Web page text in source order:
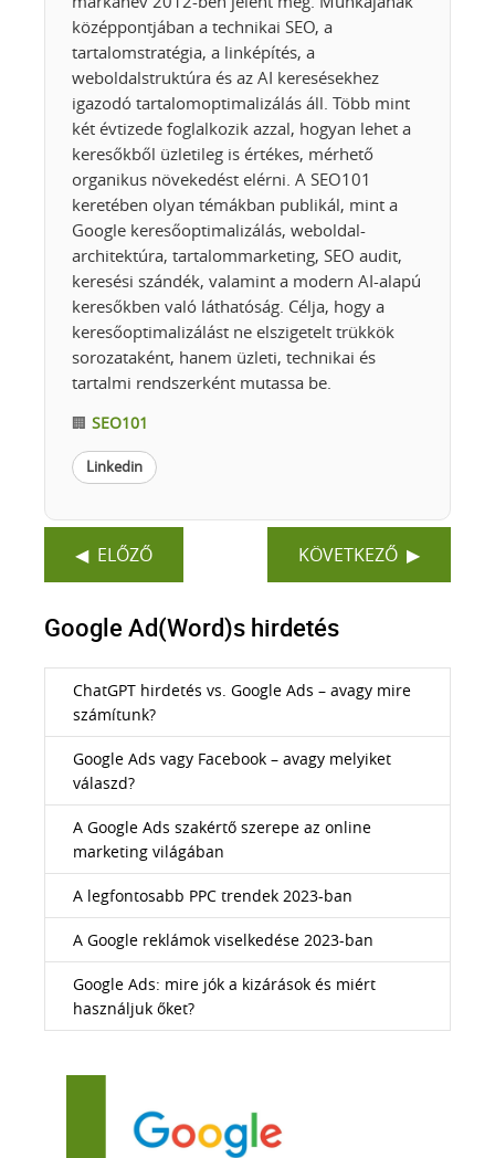
középpontjában a technikai SEO, a
tartalomstratégia, a linképítés, a
weboldalstruktúra és az AI keresésekhez
igazodó tartalomoptimalizálás áll. Több mint
két évtizede foglalkozik azzal, hogyan lehet a
keresőkből üzletileg is értékes, mérhető
organikus növekedést elérni. A SEO101
keretében olyan témákban publikál, mint a
Google keresőoptimalizálás, weboldal-
architektúra, tartalommarketing, SEO audit,
keresési szándék, valamint a modern AI-alapú
keresőkben való láthatóság. Célja, hogy a
keresőoptimalizálást ne elszigetelt trükkök
sorozataként, hanem üzleti, technikai és
tartalmi rendszerként mutassa be.
🏢 SEO101
Linkedin
ELŐZŐ KÖVETKEZŐ
Google Ad(Word)s hirdetés
ChatGPT hirdetés vs. Google Ads – avagy mire
számítunk?
Google Ads vagy Facebook – avagy melyiket
válaszd?
A Google Ads szakértő szerepe az online
marketing világában
A legfontosabb PPC trendek 2023-ban
A Google reklámok viselkedése 2023-ban
Google Ads: mire jók a kizárások és miért
használjuk őket?